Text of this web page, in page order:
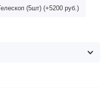
(5шт) (+5200 руб.)